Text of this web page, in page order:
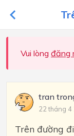
Vui lòng đăng
tran
22 tháng 4
Trên đường